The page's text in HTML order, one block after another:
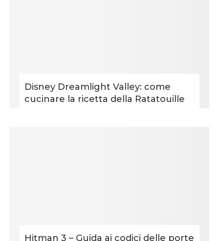
Disney Dreamlight Valley: come
cucinare la ricetta della Ratatouille
Hitman 3 – Guida ai codici delle porte